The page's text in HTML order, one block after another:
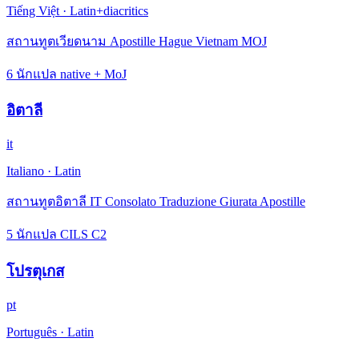
Tiếng Việt · Latin+diacritics
สถานทูตเวียดนาม Apostille Hague Vietnam MOJ
6 นักแปล native + MoJ
อิตาลี
it
Italiano · Latin
สถานทูตอิตาลี IT Consolato Traduzione Giurata Apostille
5 นักแปล CILS C2
โปรตุเกส
pt
Português · Latin